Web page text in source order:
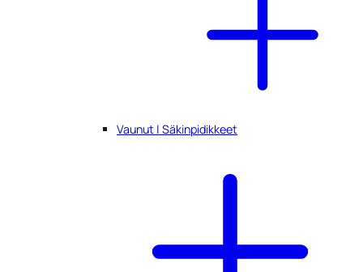
Vaunut | Säkinpidikkeet